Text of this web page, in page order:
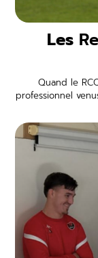
Les
Quand le
professionnel